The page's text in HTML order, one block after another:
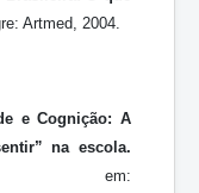
Artmed, 2004.
e Cognição: A
na escola.
em: